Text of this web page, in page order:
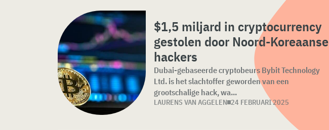
$1,5 miljard in cryptocurrency
gestolen door Noord-Koreaanse
hackers
Dubai-gebaseerde cryptobeurs Bybit Technology
Ltd. is het slachtoffer geworden van een
grootschalige hack, wa...
LAURENS VAN AGGELEN 24 FEBRUARI 2025